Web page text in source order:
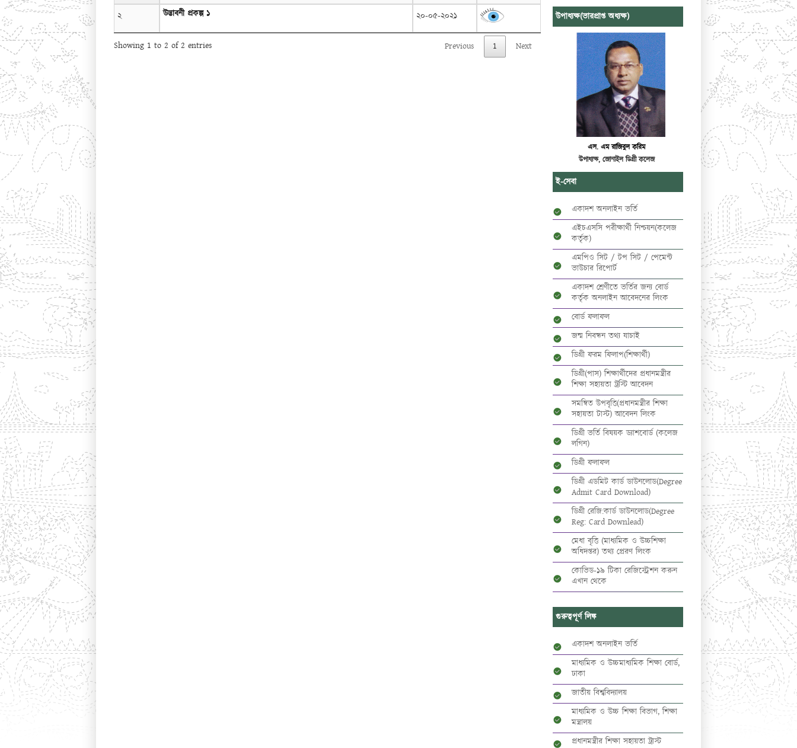
২ উদ্ভাবনী প্রকল্প ১ ২০-০৫-২০২১
Showing 1 to 2 of 2 entries Previous 1 Next
উপাধ্যক্ষ(ভারপ্রাপ্ত অধ্যক্ষ)
এস. এম রাজিবুল করিম
উপাধ্যক্ষ, জোনাইল ডিগ্রী কলেজ
ই-সেবা
একাদশ অনলাইন ভর্তি
এইচএসসি পরীক্ষার্থী নিশ্চয়ন(কলেজ
কর্তৃক)
এমপিও সিট / টপ সিট / পেমেন্ট
ভাউচার রিপোর্ট
একাদশ শ্রেণীতে ভর্তির জন্য বোর্ড
কর্তৃক অনলাইন আবেদনের লিংক
বোর্ড ফলাফল
জন্ম নিবন্ধন তথ্য যাচাই
ডিগ্রী ফরম ফিলাপ(শিক্ষার্থী)
ডিগ্রী(পাস) শিক্ষার্থীদের প্রধানমন্ত্রীর
শিক্ষা সহায়তা ট্রস্টি আবেদন
সমন্বিত উপবৃত্তি(প্রধানমন্ত্রীর শিক্ষা
সহায়তা টাস্ট) আবেদন লিংক
ডিগ্রী ভর্তি বিষয়ক ড্যাশবোর্ড (কলেজ
লগিন)
ডিগ্রী ফলাফল
ডিগ্রী এডমিট কার্ড ডাউনলোড(Degree
Admit Card Download)
ডিগ্রী রেজি:কার্ড ডাউনলোড(Degree
Reg: Card Downlead)
মেধা বৃত্তি (মাধ্যমিক ও উচ্চশিক্ষা
অধিদপ্তর) তথ্য প্রেরণ লিংক
কোভিড-১৯ টিকা রেজিস্ট্রেশন করুন
এখান থেকে
গুরুত্বপূর্ণ লিঙ্ক
একাদশ অনলাইন ভর্তি
মাধ্যমিক ও উচ্চমাধ্যমিক শিক্ষা বোর্ড,
ঢাকা
জাতীয় বিশ্ববিদ্যালয়
মাধ্যমিক ও উচ্চ শিক্ষা বিভাগ, শিক্ষা
মন্ত্রালয়
প্রধানমন্ত্রীর শিক্ষা সহায়তা ট্রাস্ট